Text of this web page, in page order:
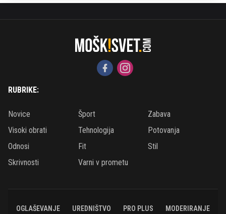
RUBRIKE:
Novice Šport
Zabava
Visoki obrati
Tehnologija
Potovanja
Odnosi
Fit
Stil
Skrivnosti
Varni v prometu
OGLAŠEVANJE UREDNIŠTVO PRO PLUS MODERIRANJE